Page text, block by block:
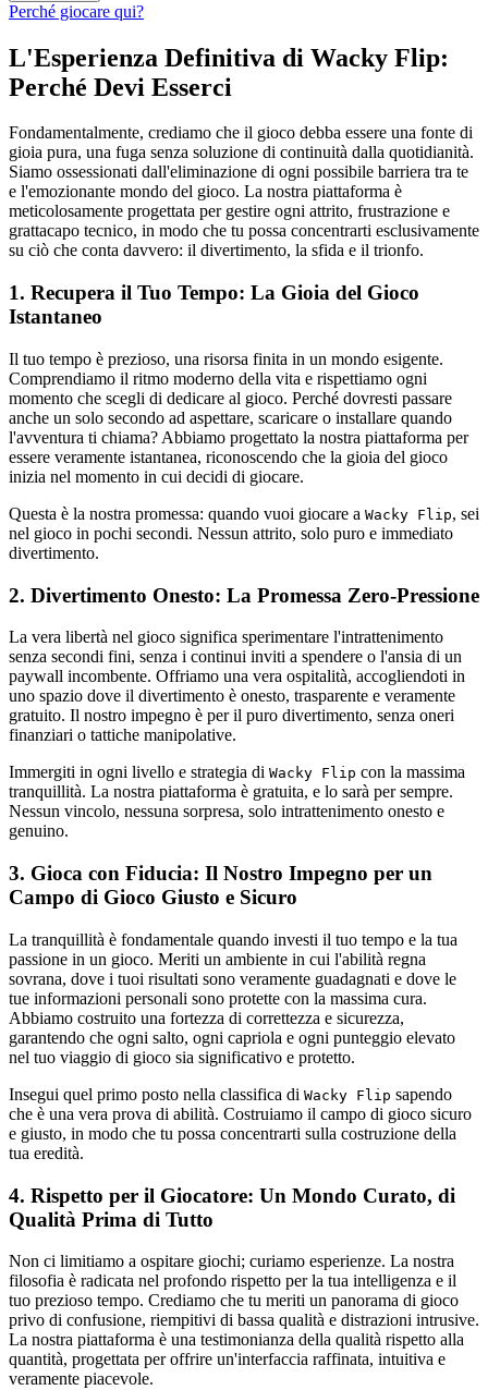
Perché giocare qui?
L'Esperienza Definitiva di Wacky Flip:
Perché Devi Esserci
Fondamentalmente, crediamo che il gioco debba essere una fonte di
gioia pura, una fuga senza soluzione di continuità dalla quotidianità.
Siamo ossessionati dall'eliminazione di ogni possibile barriera tra te
e l'emozionante mondo del gioco. La nostra piattaforma è
meticolosamente progettata per gestire ogni attrito, frustrazione e
grattacapo tecnico, in modo che tu possa concentrarti esclusivamente
su ciò che conta davvero: il divertimento, la sfida e il trionfo.
1. Recupera il Tuo Tempo: La Gioia del Gioco
Istantaneo
Il tuo tempo è prezioso, una risorsa finita in un mondo esigente.
Comprendiamo il ritmo moderno della vita e rispettiamo ogni
momento che scegli di dedicare al gioco. Perché dovresti passare
anche un solo secondo ad aspettare, scaricare o installare quando
l'avventura ti chiama? Abbiamo progettato la nostra piattaforma per
essere veramente istantanea, riconoscendo che la gioia del gioco
inizia nel momento in cui decidi di giocare.
Questa è la nostra promessa: quando vuoi giocare a Wacky Flip, sei
nel gioco in pochi secondi. Nessun attrito, solo puro e immediato
divertimento.
2. Divertimento Onesto: La Promessa Zero-Pressione
La vera libertà nel gioco significa sperimentare l'intrattenimento
senza secondi fini, senza i continui inviti a spendere o l'ansia di un
paywall incombente. Offriamo una vera ospitalità, accogliendoti in
uno spazio dove il divertimento è onesto, trasparente e veramente
gratuito. Il nostro impegno è per il puro divertimento, senza oneri
finanziari o tattiche manipolative.
Immergiti in ogni livello e strategia di Wacky Flip con la massima
tranquillità. La nostra piattaforma è gratuita, e lo sarà per sempre.
Nessun vincolo, nessuna sorpresa, solo intrattenimento onesto e
genuino.
3. Gioca con Fiducia: Il Nostro Impegno per un
Campo di Gioco Giusto e Sicuro
La tranquillità è fondamentale quando investi il tuo tempo e la tua
passione in un gioco. Meriti un ambiente in cui l'abilità regna
sovrana, dove i tuoi risultati sono veramente guadagnati e dove le
tue informazioni personali sono protette con la massima cura.
Abbiamo costruito una fortezza di correttezza e sicurezza,
garantendo che ogni salto, ogni capriola e ogni punteggio elevato
nel tuo viaggio di gioco sia significativo e protetto.
Insegui quel primo posto nella classifica di Wacky Flip sapendo
che è una vera prova di abilità. Costruiamo il campo di gioco sicuro
e giusto, in modo che tu possa concentrarti sulla costruzione della
tua eredità.
4. Rispetto per il Giocatore: Un Mondo Curato, di
Qualità Prima di Tutto
Non ci limitiamo a ospitare giochi; curiamo esperienze. La nostra
filosofia è radicata nel profondo rispetto per la tua intelligenza e il
tuo prezioso tempo. Crediamo che tu meriti un panorama di gioco
privo di confusione, riempitivi di bassa qualità e distrazioni intrusive.
La nostra piattaforma è una testimonianza della qualità rispetto alla
quantità, progettata per offrire un'interfaccia raffinata, intuitiva e
veramente piacevole.